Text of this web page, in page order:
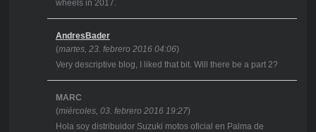
wheels in 2017.
AndresBader
(martes, 23. febrero 2016 04:06)
Very descriptive blog, I liked that bit. Will there be a part 2?
MARC
(miércoles, 03. febrero 2016 19:27)
Hola soy distribuidor Suzuki motos oficial en Palma de